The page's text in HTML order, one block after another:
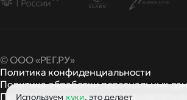
© ООО «РЕГ.РУ»
Политика конфиденциальности
Политика обработки персональных
Правила применения
Используем куки, это делает